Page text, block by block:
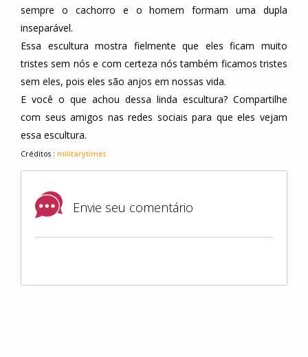
sempre o cachorro e o homem formam uma dupla
inseparável.
Essa escultura mostra fielmente que eles ficam muito
tristes sem nós e com certeza nós também ficamos tristes
sem eles, pois eles são anjos em nossas vida.
E você o que achou dessa linda escultura? Compartilhe
com seus amigos nas redes sociais para que eles vejam
essa escultura.
Créditos : militarytimes
Envie seu comentário